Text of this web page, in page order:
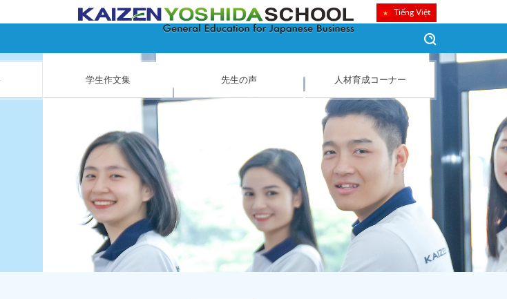
Tiếng Việt
学生作文集 先生の声 人材育成コーナー